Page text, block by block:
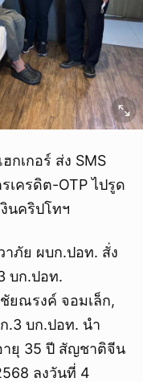
กเกอร์ ส่ง SMS
เครดิต-OTP ไปรูด
นคริปโทฯ
ภัย ผบก.ปอท. สั่ง
บก.ปอท.
ยณรงค์ จอมเล็ก,
.3 บก.ปอท. นำ
ายุ 35 ปี สัญชาติจีน
ลงวันที่ 4